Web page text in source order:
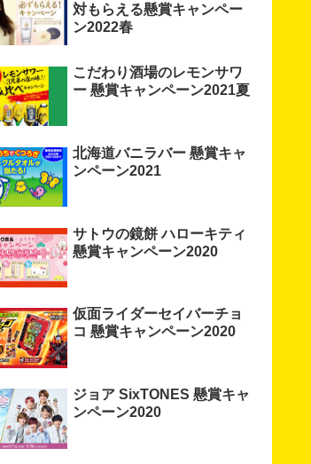
対もらえる懸賞キャンペー
ン2022春
こだわり酒場のレモンサワ
ー 懸賞キャンペーン2021夏
北海道バニラバー 懸賞キャ
ンペーン2021
サトウの鏡餅 ハローキティ
懸賞キャンペーン2020
仮面ライダーセイバーチョ
コ 懸賞キャンペーン2020
ジョア SixTONES 懸賞キャ
ンペーン2020